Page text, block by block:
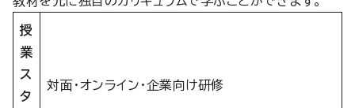
授
業
ス
タ
対面・オンライン・企業向け研修